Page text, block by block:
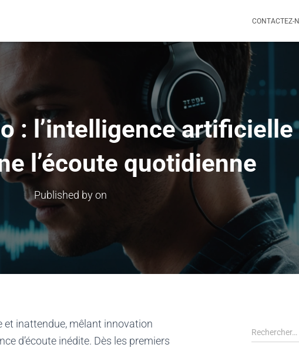
CONTACTEZ-
: l’intelligence artificielle
l’écoute quotidienne
Published byon
et inattendue, mêlant innovation
d’écoute inédite. Dès les premiers
Rechercher…